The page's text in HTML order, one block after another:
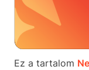
Ez a tartalom